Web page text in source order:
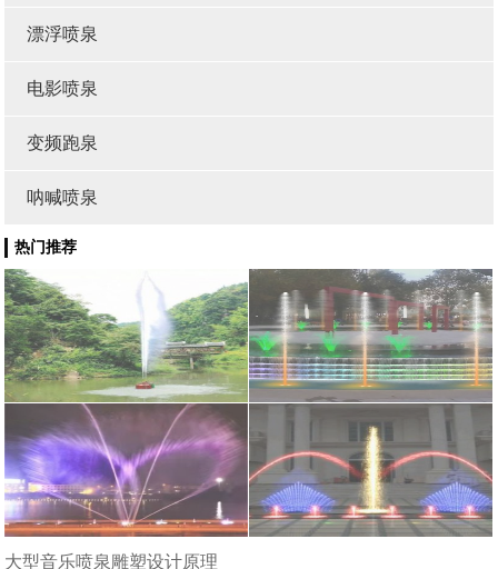
漂浮喷泉
电影喷泉
变频跑泉
呐喊喷泉
热门推荐
大型音乐喷泉雕塑设计原理